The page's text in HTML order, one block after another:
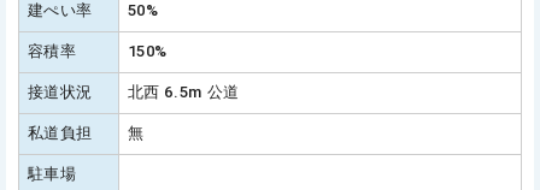
建ぺい率 50%
容積率 150%
接道状況 北西 6.5m 公道
私道負担 無
駐車場